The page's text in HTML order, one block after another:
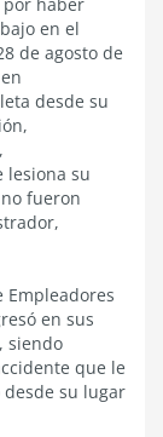
en el
de agosto de
desde su
lesiona su
fueron
Empleadores
en sus
siendo
que le
su lugar